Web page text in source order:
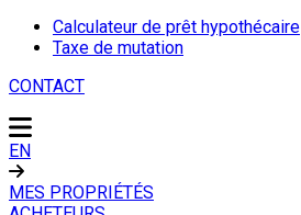
Calculateur de prêt hypothécaire
Taxe de mutation
CONTACT
EN
MES PROPRIÉTÉS